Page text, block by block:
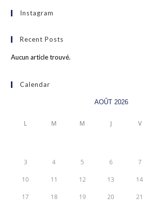
Instagram
Recent Posts
Aucun article trouvé.
Calendar
AOÛT 2026
L M M J V
3 4 5 6 7
10 11 12 13 14
17 18 19 20 21